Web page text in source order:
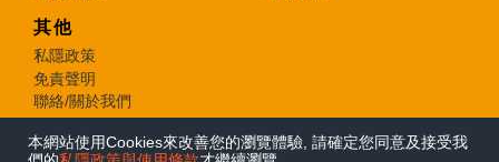
本網站使用Cookies來改善您的瀏覽體驗, 請確定您同意及接受我
其他
私隱政策
免責聲明
聯絡/關於我們
© 2026 e-zone. All Rights Reserved.